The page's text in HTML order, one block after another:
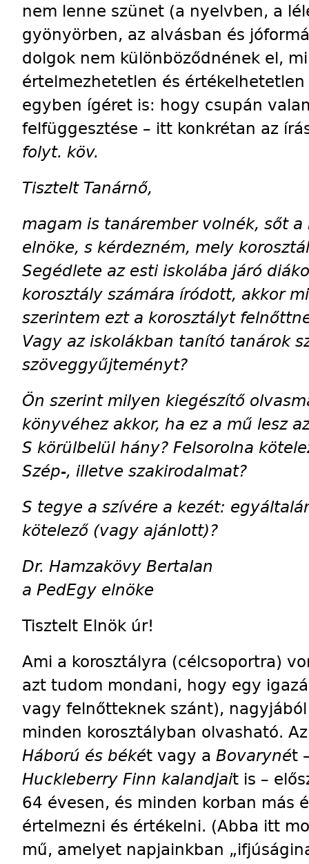
nem lenne szünet (a nyelvben, a
gyönyörben, az alvásban és
dolgok nem különböződnének el,
értelmezhetetlen és
egyben ígéret is: hogy csupán
felfüggesztése – itt konkrétan az
folyt. köv.
Tisztelt Tanárnő,
magam is tanárember volnék, sőt
elnöke, s kérdezném, mely
Segédlete az esti iskolába járó
korosztály számára íródott, akkor
szerintem ezt a korosztályt
Vagy az iskolákban tanító tanárok
szöveggyűjteményt?
Ön szerint milyen kiegészítő
könyvéhez akkor, ha ez a mű lesz
S körülbelül hány? Felsorolna
Szép-, illetve szakirodalmat?
S tegye a szívére a kezét:
kötelező (vagy ajánlott)?
Dr. Hamzakövy Bertalan
a PedEgy elnöke
Tisztelt Elnök úr!
Ami a korosztályra (célcsoportra)
azt tudom mondani, hogy egy
vagy felnőtteknek szánt),
minden korosztályban olvasható.
Háború és békét vagy a Bovarynét
Huckleberry Finn kalandjait is –
64 évesen, és minden korban más
értelmezni és értékelni. (Abba itt
mű, amelyet napjainkban